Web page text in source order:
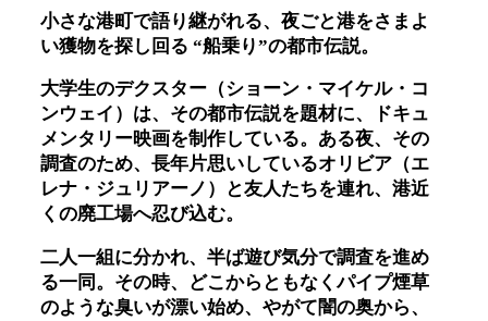
小さな港町で語り継がれる、夜ごと港をさまよ
い獲物を探し回る “船乗り”の都市伝説。
大学生のデクスター（ショーン・マイケル・コ
ンウェイ）は、その都市伝説を題材に、ドキュ
メンタリー映画を制作している。ある夜、その
調査のため、長年片思いしているオリビア（エ
レナ・ジュリアーノ）と友人たちを連れ、港近
くの廃工場へ忍び込む。
二人一組に分かれ、半ば遊び気分で調査を進め
る一同。その時、どこからともなくパイプ煙草
のような臭いが漂い始め、やがて闇の奥から、